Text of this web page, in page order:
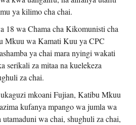
ya kilimo cha chai.
18 wa Chama cha Kikomunisti cha
Mkuu wa Kamati Kuu ya CPC
ya chai mara nyingi wakati
serikali za mitaa na kuelekeza
za chai.
mkoani Fujian, Katibu Mkuu
kufanya mpango wa jumla wa
wa chai, shughuli za chai,